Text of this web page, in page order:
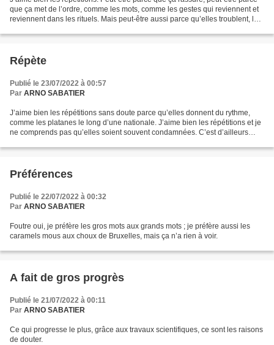
que ça met de l’ordre, comme les mots, comme les gestes qui reviennent et
reviennent dans les rituels. Mais peut-être aussi parce qu’elles troublent, les
Répète
Publié le 23/07/2022 à 00:57
Par ARNO SABATIER
J’aime bien les répétitions sans doute parce qu’elles donnent du rythme,
comme les platanes le long d’une nationale. J’aime bien les répétitions et je
ne comprends pas qu’elles soient souvent condamnées. C’est d’ailleurs
Préférences
Publié le 22/07/2022 à 00:32
Par ARNO SABATIER
Foutre oui, je préfère les gros mots aux grands mots ; je préfère aussi les
caramels mous aux choux de Bruxelles, mais ça n’a rien à voir.
A fait de gros progrès
Publié le 21/07/2022 à 00:11
Par ARNO SABATIER
Ce qui progresse le plus, grâce aux travaux scientifiques, ce sont les raisons
de douter.